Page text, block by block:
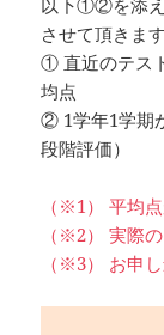
以下①②を添え
させて頂きます
① 直近のテス
均点
② 1学年1学期
段階評価）
（※1） 平均
（※2） 実際
（※3） お申